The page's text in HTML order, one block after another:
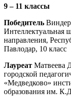
9 – 11 классы
Победитель
Интеллектуальная
направления,
Павлодар, 10 класс
Лауреат Матвеева
городской
«Медведково»
образования им.